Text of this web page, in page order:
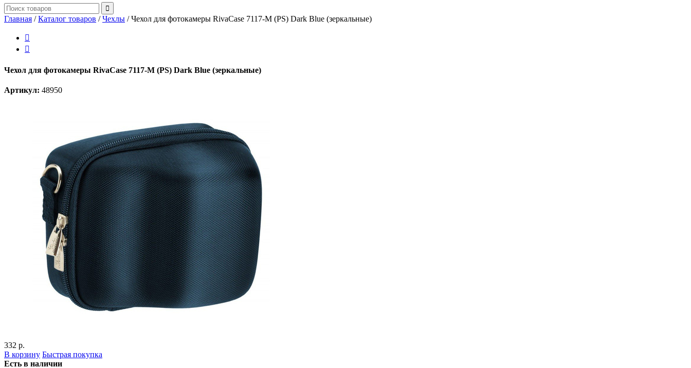
Главная /Каталог товаров /Чехлы /Чехол для фотокамеры RivaCase 7117-M (PS) Dark Blue (зеркальные)


Чехол для фотокамеры RivaCase 7117-M (PS) Dark Blue (зеркальные)
Артикул: 48950
332 р.
В корзину Быстрая покупка
Есть в наличии